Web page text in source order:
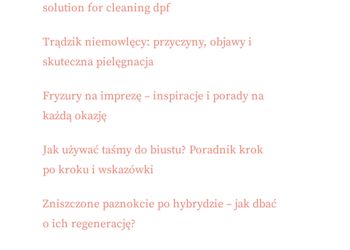
solution for cleaning dpf
Trądzik niemowlęcy: przyczyny, objawy i
skuteczna pielęgnacja
Fryzury na imprezę – inspiracje i porady na
każdą okazję
Jak używać taśmy do biustu? Poradnik krok
po kroku i wskazówki
Zniszczone paznokcie po hybrydzie – jak dbać
o ich regenerację?